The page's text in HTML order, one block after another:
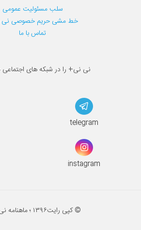
سلب مسئولیت عمومی
خط مشی حریم خصوصی نی
تماس با ما
نی نی+ را در شبکه های اجتماعی
telegram
instagram
© کپی رایت۱۳۹۶ ؛ ماهنامه